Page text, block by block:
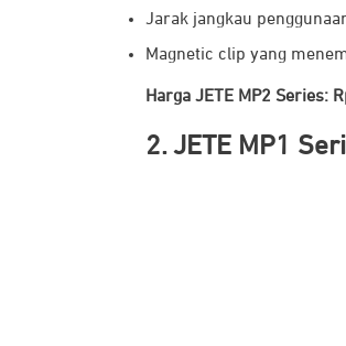
Jarak jangkau
Magnetic clip yang
Harga JETE MP2 Series:
2. JETE MP1